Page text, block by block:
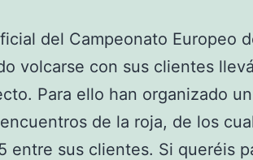
del Campeonato Europeo
volcarse con sus clientes
Para ello han organizado
de la roja, de los
entre sus clientes. Si queréis